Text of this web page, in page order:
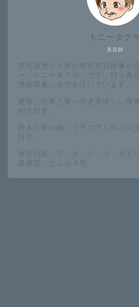
美容師
トニータク
美容師歴２２年の現役美容師兼６
ー「トニータクヤ」です。日々美
情報収集に全力を注いでいます。
趣味：仕事と食べ歩き美味しい食
が大好き。
好きな食べ物：ラザニアと生パス
好き。
座右の銘：て・き・と・う タモ
血液型：たぶんＡ型